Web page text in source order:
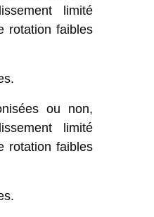
limité
rotation faibles
ou non,
limité
rotation faibles